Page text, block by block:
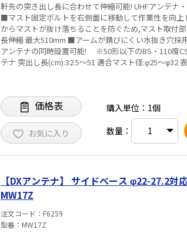
軒先の突き出し長に合わせて伸縮可能! UHFアンテナ
■マスト固定ボルトを右側面に移動して作業性を向
からマストが抜け落ちることを防ぐため,マスト取付
長伸縮 最大510mm ■アームが錆びにくい水抜き穴
アンテナの同時設置可能! ※50形以下のBS・110度
テナ 突出し長(cm):32.5～51 適合マスト径:φ25～
価格表
お気に入り
購入単位：1個
数量：
【DXアンテナ】 サイドベース φ22-27.2
MW17Z
注文コード
F6259
型番
MW17Z